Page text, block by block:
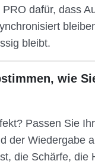
dafür, dass
bleibt.
wie
Passen Sie
der Wiedergabe
die Schärfe, die